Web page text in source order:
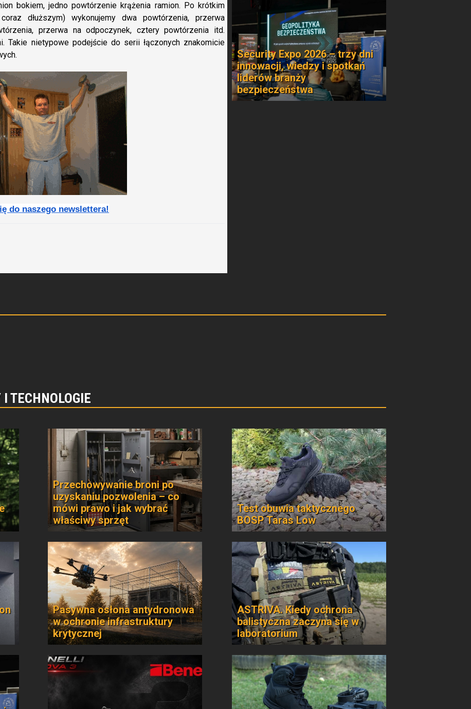
bokiem, jedno powtórzenie krążenia ramion. Po krótkim
dłuższym) wykonujemy dwa powtórzenia, przerwa
przerwa na odpoczynek, cztery powtórzenia itd.
Takie nietypowe podejście do serii łączonych znakomicie
do naszego newslettera!
Security Expo 2026 – trzy dni
innowacji, wiedzy i spotkań
liderów branży
bezpieczeństwa
TECHNOLOGIE
Przechowywanie broni po
uzyskaniu pozwolenia – co
mówi prawo i jak wybrać
właściwy sprzęt
Test obuwia taktycznego
BOSP Taras Low
Pasywna osłona antydronowa
w ochronie infrastruktury
krytycznej
ASTRIVA. Kiedy ochrona
balistyczna zaczyna się w
laboratorium